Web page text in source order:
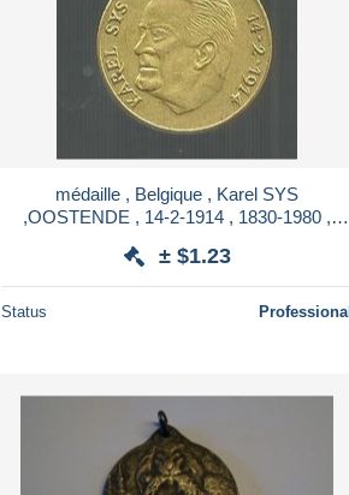
médaille , Belgique , Karel SYS
,OOSTENDE , 14-2-1914 , 1830-1980 ,
± $1.23
Status Professional